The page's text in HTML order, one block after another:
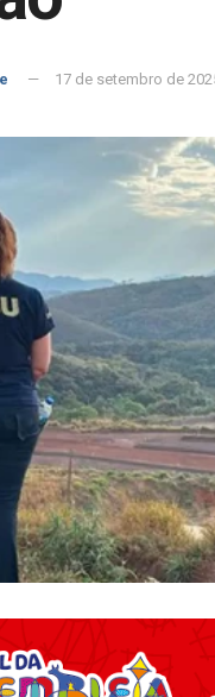
17 de setembro de